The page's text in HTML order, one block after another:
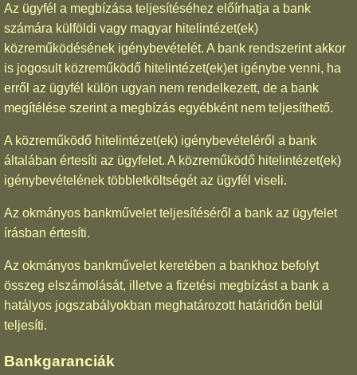
Az ügyfél a megbízása teljesítéséhez előírhatja a bank
számára külföldi vagy magyar hitelintézet(ek)
közreműködésének igénybevételét. A bank rendszerint akkor
is jogosult közreműködő hitelintézet(ek)et igénybe venni, ha
erről az ügyfél külön ugyan nem rendelkezett, de a bank
megítélése szerint a megbízás egyébként nem teljesíthető.
A közreműködő hitelintézet(ek) igénybevételéről a bank
általában értesíti az ügyfelet. A közreműködő hitelintézet(ek)
igénybevételének többletköltségét az ügyfél viseli.
Az okmányos bankművelet teljesítéséről a bank az ügyfelet
írásban értesíti.
Az okmányos bankművelet keretében a bankhoz befolyt
összeg elszámolását, illetve a fizetési megbízást a bank a
hatályos jogszabályokban meghatározott határidőn belül
teljesíti.
Bankgaranciák